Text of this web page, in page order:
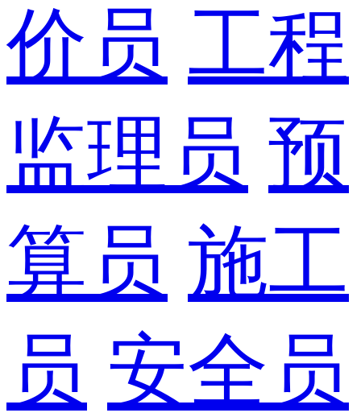
价员 工程
监理员 预
算员 施工
员 安全员